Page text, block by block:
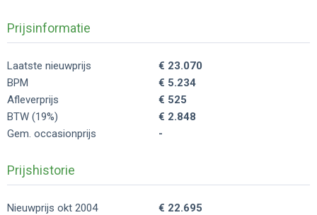
Prijsinformatie
Laatste nieuwprijs
€ 23.070
BPM
€ 5.234
Afleverprijs
€ 525
BTW (19%)
€ 2.848
Gem. occasionprijs
-
Prijshistorie
Nieuwprijs okt 2004
€ 22.695